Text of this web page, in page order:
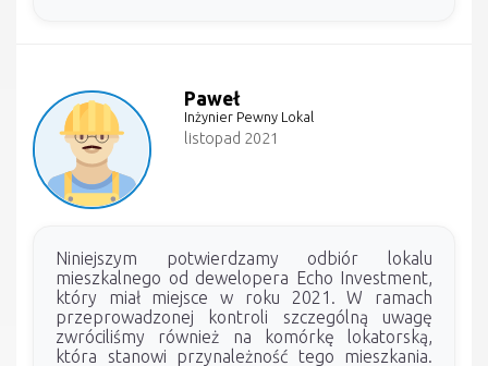
Paweł
Inżynier Pewny Lokal
listopad 2021
Niniejszym potwierdzamy odbiór lokalu
mieszkalnego od dewelopera Echo Investment,
który miał miejsce w roku 2021. W ramach
przeprowadzonej kontroli szczególną uwagę
zwróciliśmy również na komórkę lokatorską,
która stanowi przynależność tego mieszkania.